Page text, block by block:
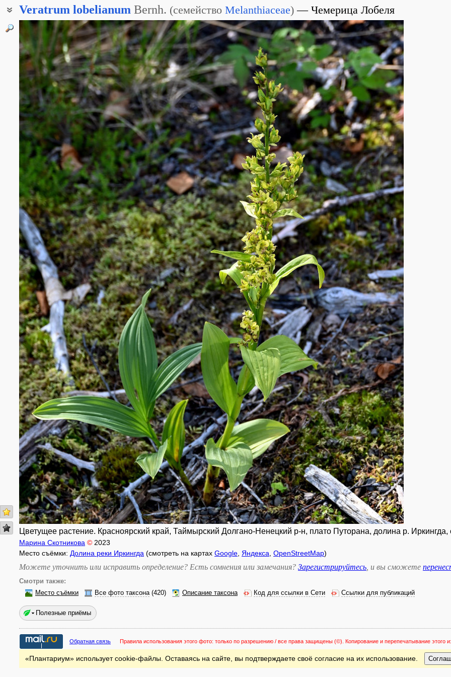
Veratrum lobelianum Bernh. (семейство Melanthiaceae) Чемерица Лобеля
Чемерица зелёная
Чемерица обыкновенная
Кукольник
Цветущее растение. Красноярский край, Таймырский Долгано-Ненецкий р-н, плато Путорана, долина р.
Марина Скотникова © 2023
Место съёмки: Долина реки Иркингда (смотреть на картах Google Яндекса OpenStreetMap)
Можете уточнить или исправить определение? Есть сомнения или замечания? Зарегистрируйтесь , и вы сможете
Смотри также:
Место съёмки
Все фото таксона(420) Описание таксона Код для ссылки в Сети Ссылки для публикаций
Полезные приёмы
Обратная связь Правила использования этого фото: только по разрешению / все права защищены (©). Копирование и перепечатывание
«Плантариум» использует cookie-файлы. Оставаясь на сайте, вы подтверждаете своё согласие на их использование.